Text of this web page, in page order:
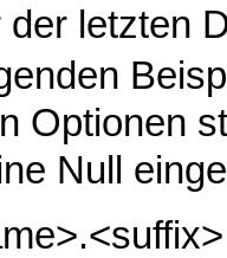
letzten
Optionen
Null